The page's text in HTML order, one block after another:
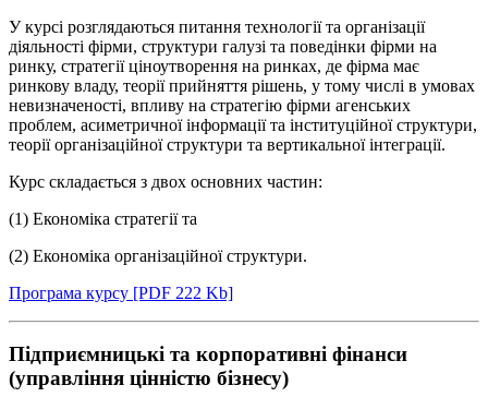
У курсі розглядаються питання технології та організації
діяльності фірми, структури галузі та поведінки фірми на
ринку, стратегії ціноутворення на ринках, де фірма має
ринкову владу, теорії прийняття рішень, у тому числі в умовах
невизначеності, впливу на стратегію фірми агенських
проблем, асиметричної інформації та інституційної структури,
теорії організаційної структури та вертикальної інтеграції.
Курс складається з двох основних частин:
(1) Економіка стратегії та
(2) Економіка організаційної структури.
Програма курсу [PDF 222 Kb]
Підприємницькі та корпоративні фінанси
(управління цінністю бізнесу)